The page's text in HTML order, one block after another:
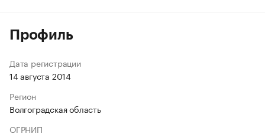
Профиль
Дата регистрации
14 августа 2014
Регион
Волгоградская область
ОГРНИП